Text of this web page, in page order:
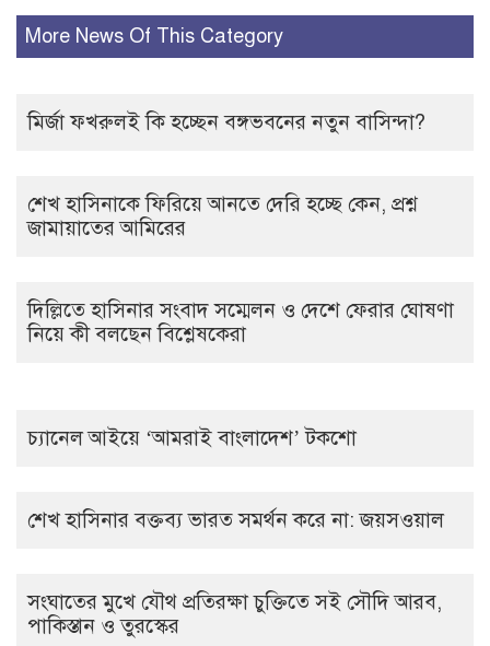
More News Of This Category
মির্জা ফখরুলই কি হচ্ছেন বঙ্গভবনের নতুন বাসিন্দা?
শেখ হাসিনাকে ফিরিয়ে আনতে দেরি হচ্ছে কেন, প্রশ্ন
জামায়াতের আমিরের
দিল্লিতে হাসিনার সংবাদ সম্মেলন ও দেশে ফেরার ঘোষণা
নিয়ে কী বলছেন বিশ্লেষকেরা
চ্যানেল আইয়ে ‘আমরাই বাংলাদেশ’ টকশো
শেখ হাসিনার বক্তব্য ভারত সমর্থন করে না: জয়সওয়াল
সংঘাতের মুখে যৌথ প্রতিরক্ষা চুক্তিতে সই সৌদি আরব,
পাকিস্তান ও তুরস্কের